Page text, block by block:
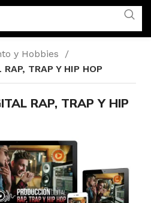
y Hobbies
TRAP Y HIP HOP
RAP, TRAP Y HIP